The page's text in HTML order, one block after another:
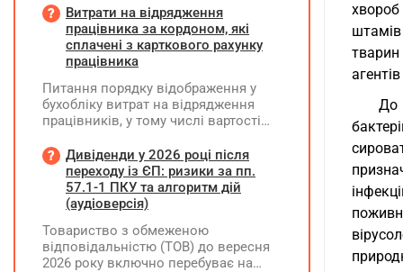
тварин
До
Витрати на відрядження
працівника за кордоном, які
сплачені з карткового рахунку
працівника
Питання порядку відображення у
бухобліку витрат на відрядження
працівників, у тому числі вартості
карткового рахунку працівника та
підтвердження таких операцій
первинними документами, належать
до компетенції Мінфіну
Дивіденди у 2026 році після
переходу із ЄП: ризики за пп.
57.1-1 ПКУ та алгоритм дій
(аудіоверсія)
Товариство з обмеженою
відповідальністю (ТОВ) до вересня
2026 року включно перебуває на